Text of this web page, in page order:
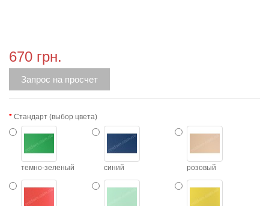
670 грн.
Запрос на просчет
Стандарт (выбор цвета)
темно-зеленый синий розовый